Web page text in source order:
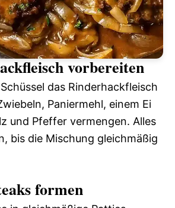
vorbereiten
das Rinderhackfleisch
Paniermehl, einem Ei
und Pfeffer vermengen. Alles
bis die Mischung gleichmäßig
formen